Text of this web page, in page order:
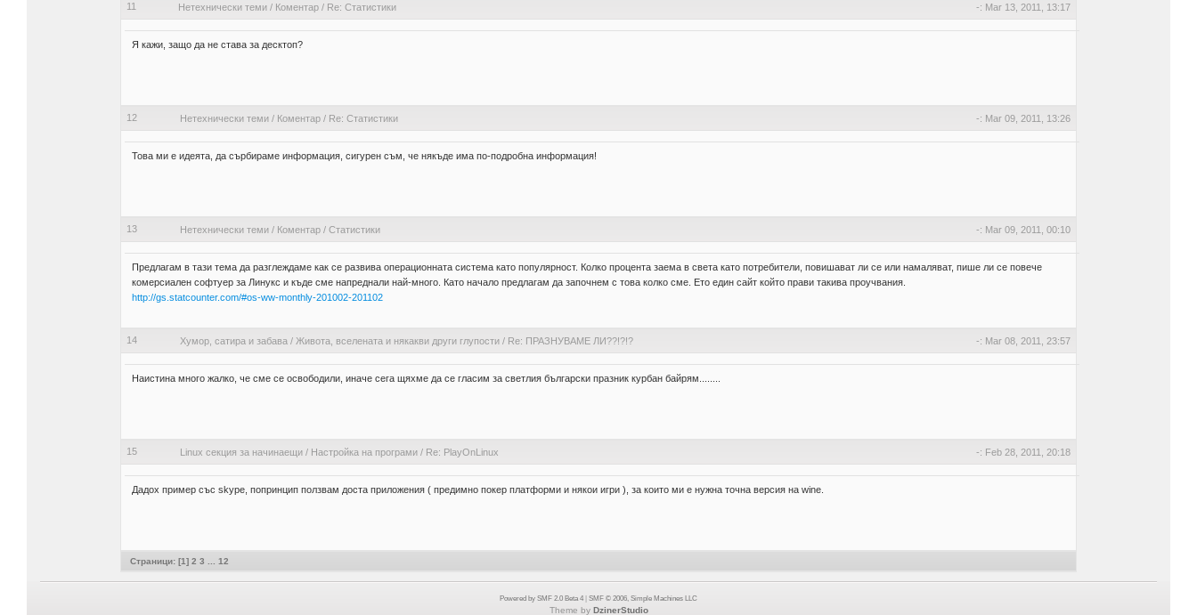
11 Нетехнически теми / Коментар / Re: Статистики -: Mar 13, 2011, 13:17
Я кажи, защо да не става за десктоп?
12 Нетехнически теми / Коментар / Re: Статистики -: Mar 09, 2011, 13:26
Това ми е идеята, да сърбираме информация, сигурен съм, че някъде има по-подробна информация!
13 Нетехнически теми / Коментар / Статистики -: Mar 09, 2011, 00:10
Предлагам в тази тема да разглеждаме как се развива операционната система като популярност. Колко процента заема в света като потребители, повишават ли се или намаляват, пише ли се повече
комерсиален софтуер за Линукс и къде сме напреднали най-много. Като начало предлагам да започнем с това колко сме. Ето един сайт който прави такива проучвания.
http://gs.statcounter.com/#os-ww-monthly-201002-201102
14 Хумор, сатира и забава / Живота, вселената и някакви други глупости / Re: ПРАЗНУВАМЕ ЛИ??!?!? -: Mar 08, 2011, 23:57
Наистина много жалко, че сме се освободили, иначе сега щяхме да се гласим за светлия български празник курбан байрям........
15 Linux секция за начинаещи / Настройка на програми / Re: PlayOnLinux -: Feb 28, 2011, 20:18
Дадох пример със skype, попринцип ползвам доста приложения ( предимно покер платформи и някои игри ), за които ми е нужна точна версия на wine.
Страници: [1] 2 3 12
Powered by SMF 2.0 Beta 4 SMF © 2006, Simple Machines LLC
Theme by DzinerStudio